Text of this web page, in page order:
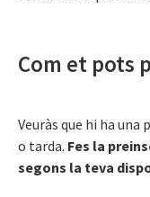
Com et pots
Veuràs que hi ha
o tarda. Fes la
segons la teva